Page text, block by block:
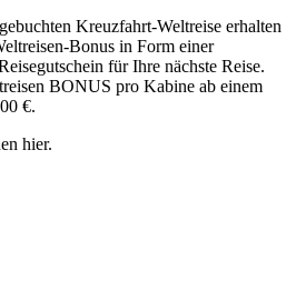
Kreuzfahrt-Weltreise erhalten
Bonus in Form einer
für Ihre nächste Reise.
BONUS pro Kabine ab einem
€.
hier.